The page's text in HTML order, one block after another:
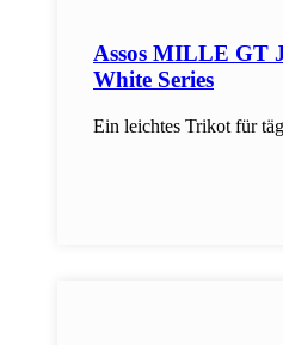
Assos MILLE GT
White Series
Ein leichtes Trikot für